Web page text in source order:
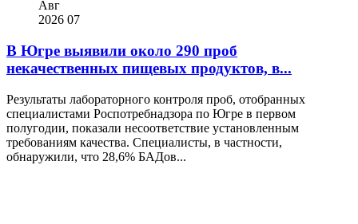
Авг
2026 07
В Югре выявили около 290 проб
некачественных пищевых продуктов, в...
Результаты лабораторного контроля проб, отобранных
специалистами Роспотребнадзора по Югре в первом
полугодии, показали несоответствие установленным
требованиям качества. Специалисты, в частности,
обнаружили, что 28,6% БАДов...